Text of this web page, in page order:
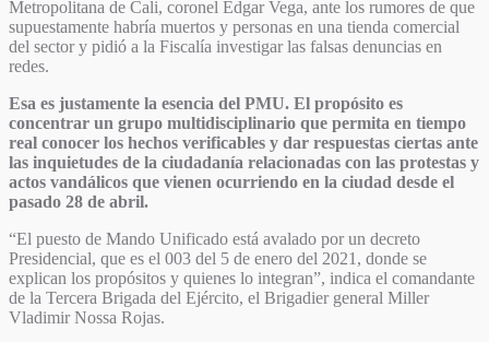
Metropolitana de Cali, coronel Édgar Vega, ante los rumores de que
supuestamente habría muertos y personas en una tienda comercial
del sector y pidió a la Fiscalía investigar las falsas denuncias en
redes.
Esa es justamente la esencia del PMU. El propósito es
concentrar un grupo multidisciplinario que permita en tiempo
real conocer los hechos verificables y dar respuestas ciertas ante
las inquietudes de la ciudadanía relacionadas con las protestas y
actos vandálicos que vienen ocurriendo en la ciudad desde el
pasado 28 de abril.
“El puesto de Mando Unificado está avalado por un decreto
Presidencial, que es el 003 del 5 de enero del 2021, donde se
explican los propósitos y quienes lo integran”, indica el comandante
de la Tercera Brigada del Ejército, el Brigadier general Miller
Vladimir Nossa Rojas.